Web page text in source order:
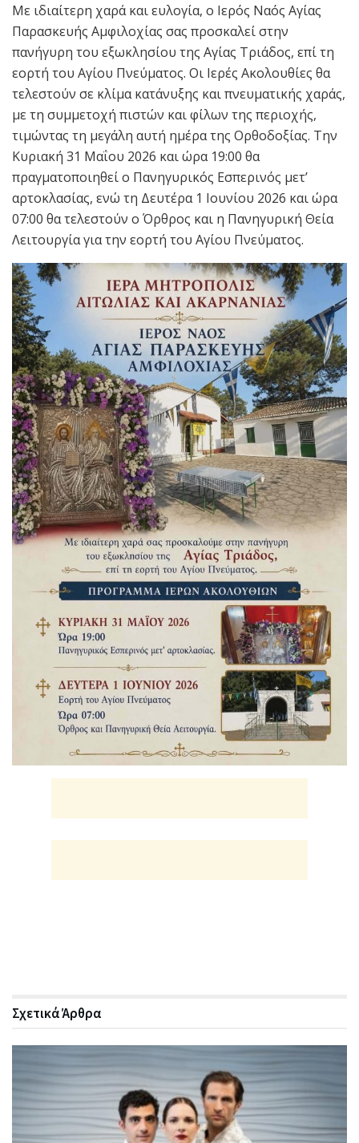
Με ιδιαίτερη χαρά και ευλογία, ο Ιερός Ναός Αγίας
Παρασκευής Αμφιλοχίας σας προσκαλεί στην
πανήγυρη του εξωκλησίου της Αγίας Τριάδος, επί τη
εορτή του Αγίου Πνεύματος. Οι Ιερές Ακολουθίες θα
τελεστούν σε κλίμα κατάνυξης και πνευματικής χαράς,
με τη συμμετοχή πιστών και φίλων της περιοχής,
τιμώντας τη μεγάλη αυτή ημέρα της Ορθοδοξίας. Την
Κυριακή 31 Μαΐου 2026 και ώρα 19:00 θα
πραγματοποιηθεί ο Πανηγυρικός Εσπερινός μετ’
αρτοκλασίας, ενώ τη Δευτέρα 1 Ιουνίου 2026 και ώρα
07:00 θα τελεστούν ο Όρθρος και η Πανηγυρική Θεία
Λειτουργία για την εορτή του Αγίου Πνεύματος.
ΣχετικάΆρθρα